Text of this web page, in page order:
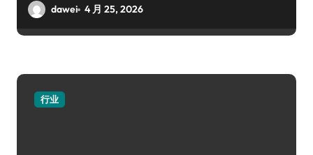
dawei 4 月 25, 2026
行业